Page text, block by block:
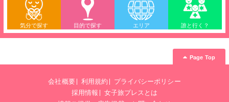
気分で探す 目的で探す エリア 誰と行く？
Page Top
会社概要 利用規約
プライバシーポリシー
採用情報
女子旅プレスとは